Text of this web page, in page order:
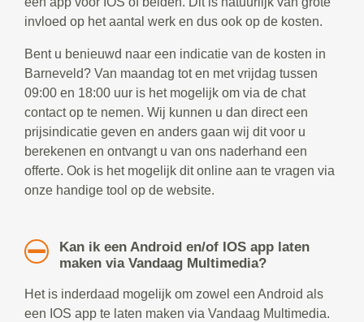
invloed op het aantal werk en dus ook op de kosten.
Bent u benieuwd naar een indicatie van de kosten in
Barneveld? Van maandag tot en met vrijdag tussen
09:00 en 18:00 uur is het mogelijk om via de chat
contact op te nemen. Wij kunnen u dan direct een
prijsindicatie geven en anders gaan wij dit voor u
berekenen en ontvangt u van ons naderhand een
offerte. Ook is het mogelijk dit online aan te vragen via
onze handige tool op de website.
Kan ik een Android en/of IOS app laten
maken via Vandaag Multimedia?
Het is inderdaad mogelijk om zowel een Android als
een IOS app te laten maken via Vandaag Multimedia.